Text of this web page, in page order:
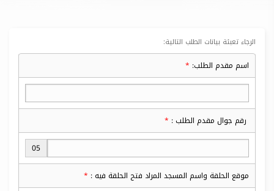
الرجاء تعبئة بيانات الطلب التالية:
اسم مقدم الطلب:
رقم جوال مقدم الطلب :
05
موقع الحلقة واسم المسجد المراد فتح الحلقة فيه :